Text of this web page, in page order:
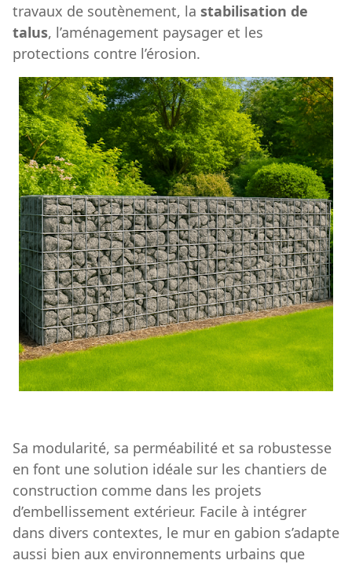
travaux de soutènement, la stabilisation de
talus, l’aménagement paysager et les
protections contre l’érosion.
Sa modularité, sa perméabilité et sa robustesse
en font une solution idéale sur les chantiers de
construction comme dans les projets
d’embellissement extérieur. Facile à intégrer
dans divers contextes, le mur en gabion s’adapte
aussi bien aux environnements urbains que